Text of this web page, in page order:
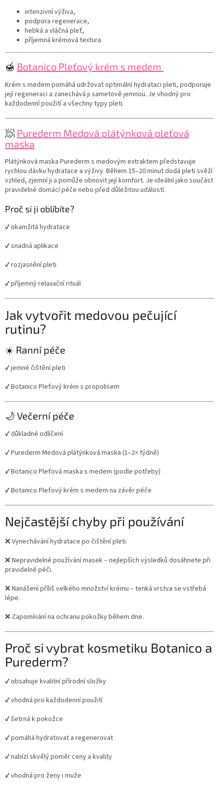
intenzivní výživa,
podpora regenerace,
hebká a vláčná pleť,
příjemná krémová textura.
🍯 Botanico Pleťový krém s medem
Krém s medem pomáhá udržovat optimální hydrataci pleti, podporuje
její regeneraci a zanechává ji sametově jemnou. Je vhodný pro
každodenní použití a všechny typy pleti.
🧖 Purederm Medová plátýnková pleťová
maska
Plátýnková maska Purederm s medovým extraktem představuje
rychlou dávku hydratace a výživy. Během 15–20 minut dodá pleti svěží
vzhled, zjemní ji a pomůže obnovit její komfort. Je ideální jako součást
pravidelné domácí péče nebo před důležitou událostí.
Proč si ji oblíbíte?
✔ okamžitá hydratace
✔ snadná aplikace
✔ rozjasnění pleti
✔ příjemný relaxační rituál
Jak vytvořit medovou pečující
rutinu?
☀️ Ranní péče
✔ jemné čištění pleti
✔ Botanico Pleťový krém s propolisem
🌙 Večerní péče
✔ důkladné odlíčení
✔ Purederm Medová plátýnková maska (1–2× týdně)
✔ Botanico Pleťová maska s medem (podle potřeby)
✔ Botanico Pleťový krém s medem na závěr péče
Nejčastější chyby při používání
❌ Vynechávání hydratace po čištění pleti.
❌ Nepravidelné používání masek – nejlepších výsledků dosáhnete při
pravidelné péči.
❌ Nanášení příliš velkého množství krému – tenká vrstva se vstřebá
lépe.
❌ Zapomínání na ochranu pokožky během dne.
Proč si vybrat kosmetiku Botanico a
Purederm?
✔ obsahuje kvalitní přírodní složky
✔ vhodná pro každodenní použití
✔ šetrná k pokožce
✔ pomáhá hydratovat a regenerovat
✔ nabízí skvělý poměr ceny a kvality
✔ vhodná pro ženy i muže